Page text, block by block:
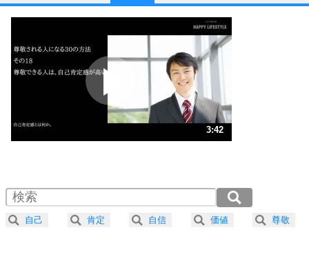
1
他人と比べない。
いっそのこと、他人を見ない。
いらいらしない人になる30の方法
プラス思考
ポジティブになれない原因は、行動しないから。
ポジティブ思考になる30の方法
ストレス対策
人生、なんとかなるもの。
気楽に生きる30の方法
4 器の大きい人は、怒りを優しさで表現する。
プラス思考
3:42
2.0倍速 （435KB 1分51秒）
2.5倍速 （348KB 1分28秒）
3.0倍速 （290KB 1分14秒）
自己 肯定 自信 価値 尊敬